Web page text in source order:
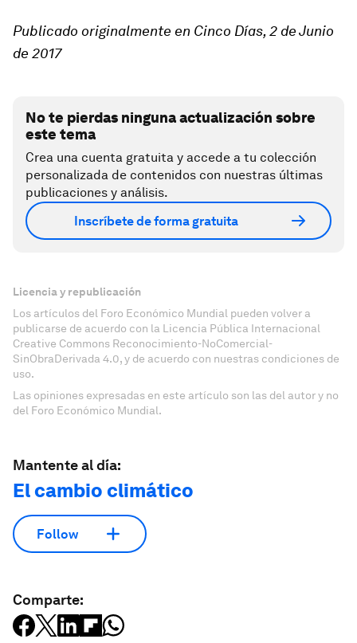
Publicado originalmente en Cinco Días, 2 de Junio
de 2017
No te pierdas ninguna actualización sobre
este tema
Crea una cuenta gratuita y accede a tu colección
personalizada de contenidos con nuestras últimas
publicaciones y análisis.
Inscríbete de forma gratuita
Licencia y republicación
Los artículos del Foro Económico Mundial pueden volver a
publicarse de acuerdo con la Licencia Pública Internacional
Creative Commons Reconocimiento-NoComercial-
SinObraDerivada 4.0, y de acuerdo con nuestras condiciones de
uso.
Las opiniones expresadas en este artículo son las del autor y no
del Foro Económico Mundial.
Mantente al día:
El cambio climático
Follow
Comparte: